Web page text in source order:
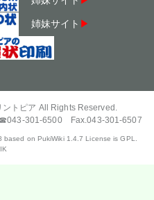
姉妹サイト ▶
ントピア All Rights Reserved.
☎043-301-6500 Fax.043-301-6507
based on PukiWiki 1.4.7 License is GPL.